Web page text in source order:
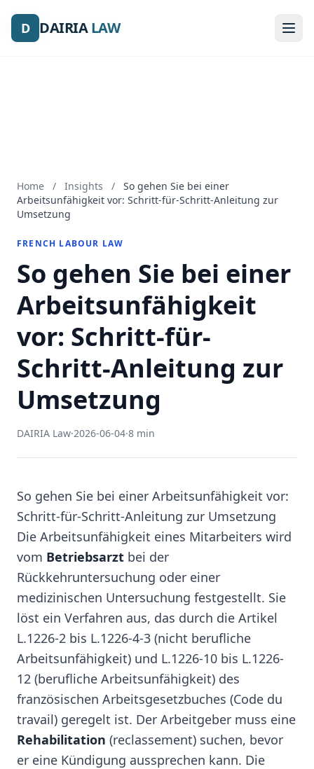
D DAIRIALAW
D DAIRIALAW
Home / Insights /
So gehen Sie bei einer
Arbeitsunfähigkeit vor: Schritt-für-Schritt-Anleitung zur
Umsetzung
FRENCH LABOUR LAW
So gehen Sie bei einer
Arbeitsunfähigkeit
vor: Schritt-für-
Schritt-Anleitung zur
Umsetzung
DAIRIA Law·2026-06-04·8 min
So gehen Sie bei einer Arbeitsunfähigkeit vor:
Schritt-für-Schritt-Anleitung zur Umsetzung
Die Arbeitsunfähigkeit eines Mitarbeiters wird
vom Betriebsarzt bei der
Rückkehruntersuchung oder einer
medizinischen Untersuchung festgestellt. Sie
löst ein Verfahren aus, das durch die Artikel
L.1226-2 bis L.1226-4-3 (nicht berufliche
Arbeitsunfähigkeit) und L.1226-10 bis L.1226-
12 (berufliche Arbeitsunfähigkeit) des
französischen Arbeitsgesetzbuches (Code du
travail) geregelt ist. Der Arbeitgeber muss eine
Rehabilitation (reclassement) suchen, bevor
er eine Kündigung aussprechen kann. Die